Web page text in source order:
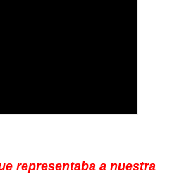
representaba a nuestra